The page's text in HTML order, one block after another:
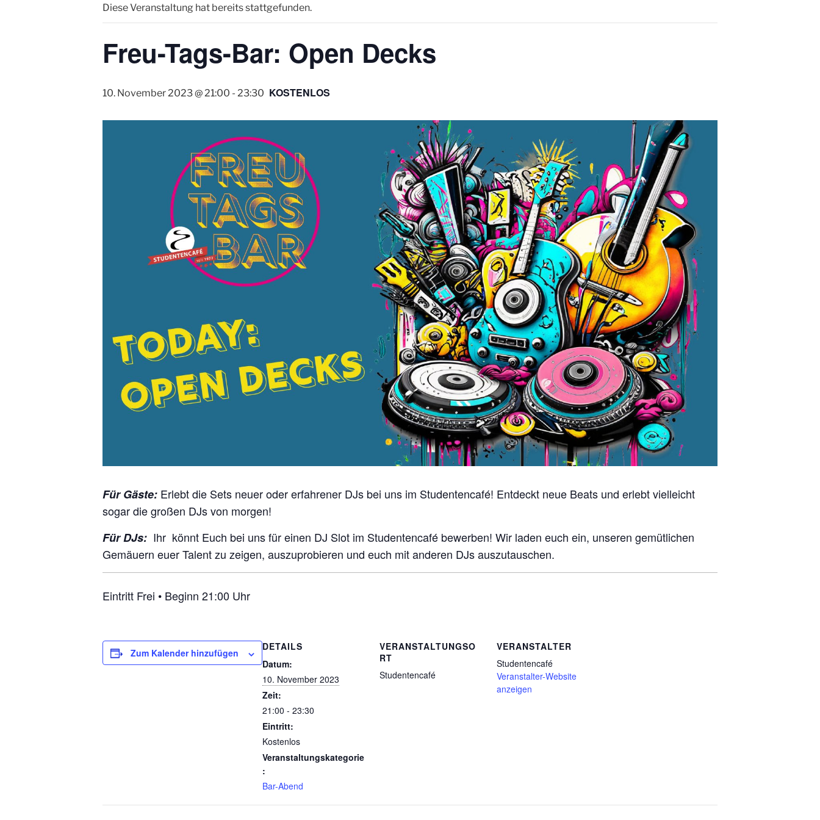
Diese Veranstaltung hat bereits stattgefunden.
Freu-Tags-Bar: Open Decks
10. November 2023 @ 21:00 - 23:30 KOSTENLOS
Für Gäste: Erlebt die Sets neuer oder erfahrener DJs bei uns im Studentencafé! Entdeckt neue Beats und erlebt vielleicht
sogar die großen DJs von morgen!
Für DJs: Ihr könnt Euch bei uns für einen DJ Slot im Studentencafé bewerben! Wir laden euch ein, unseren gemütlichen
Gemäuern euer Talent zu zeigen, auszuprobieren und euch mit anderen DJs auszutauschen.
Eintritt Frei • Beginn 21:00 Uhr
Zum Kalender hinzufügen
DETAILS
Datum:
10. November 2023
Zeit:
21:00 - 23:30
Eintritt:
Kostenlos
Veranstaltungskategorie
:
Bar-Abend
VERANSTALTUNGSO
RT
Studentencafé
VERANSTALTER
Studentencafé
Veranstalter-Website
anzeigen